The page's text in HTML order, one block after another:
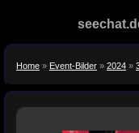
Home » Event-Bilder » 2024 »